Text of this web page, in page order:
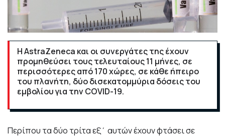
Η AstraZeneca και οι συνεργάτες της έχουν
προμηθεύσει τους τελευταίους 11 μήνες, σε
περισσότερες από 170 χώρες, σε κάθε ήπειρο
του πλανήτη, δύο δισεκατομμύρια δόσεις του
εμβολίου για την COVID-19.
Περίπου τα δύο τρίτα εξ΄ αυτών έχουν φτάσει σε